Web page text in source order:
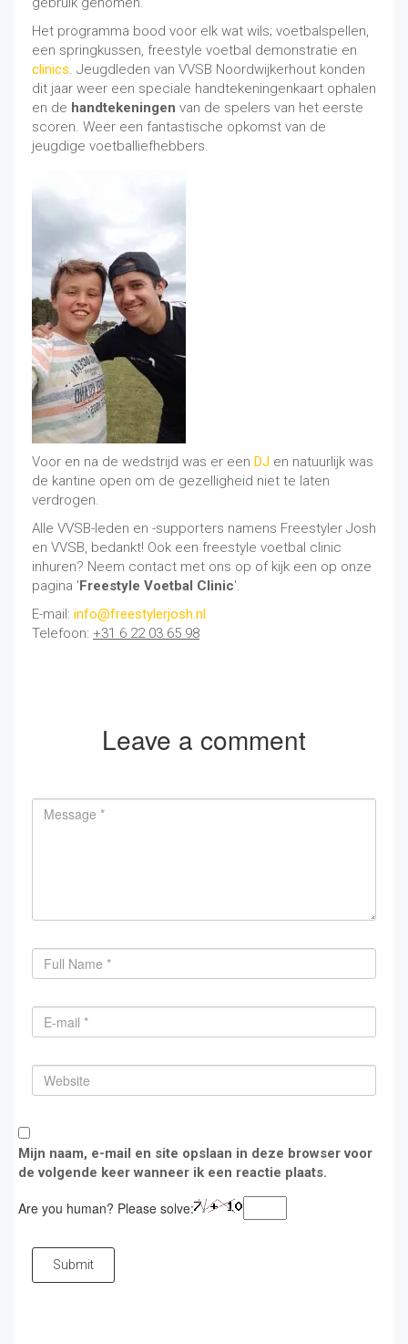
Het programma bood voor elk wat wils; voetbalspellen,
een springkussen, freestyle voetbal demonstratie en
clinics. Jeugdleden van VVSB Noordwijkerhout konden
dit jaar weer een speciale handtekeningenkaart ophalen
en de handtekeningen van de spelers van het eerste
scoren. Weer een fantastische opkomst van de
jeugdige voetballiefhebbers.
Voor en na de wedstrijd was er een DJ en natuurlijk was
de kantine open om de gezelligheid niet te laten
verdrogen.
Alle VVSB-leden en -supporters namens Freestyler Josh
en VVSB, bedankt! Ook een freestyle voetbal clinic
inhuren? Neem contact met ons op of kijk een op onze
pagina 'Freestyle Voetbal Clinic'.
E-mail: info@freestylerjosh.nl
Telefoon: +31 6 22 03 65 98
Leave a comment
Mijn naam, e-mail en site opslaan in deze browser voor
de volgende keer wanneer ik een reactie plaats.
Are you human? Please solve:
Submit